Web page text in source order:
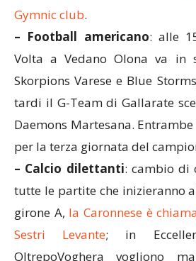
Gymnic club.
– Football americano: alle
Volta a Vedano Olona va in
Skorpions Varese e Blue
tardi il G-Team di Gallarate
Daemons Martesana.
per la terza giornata del
– Calcio dilettanti: cambio di
tutte le partite che inizieranno
girone A, la Caronnese è
Sestri Levante; in
OltrepoVoghera vogliono